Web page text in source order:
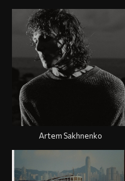
Artem Sakhnenko